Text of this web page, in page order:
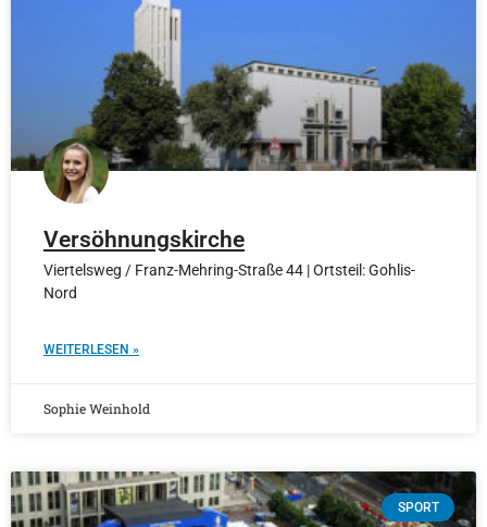
Versöhnungskirche
Viertelsweg / Franz-Mehring-Straße 44 | Ortsteil: Gohlis-
Nord
WEITERLESEN »
Sophie Weinhold
SPORT